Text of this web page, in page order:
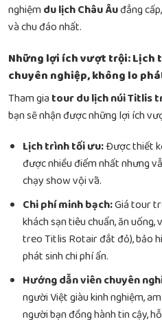
nghiệmdu lịch Châu Âuđẳng
và chu đáo nhất.
Những lợi ích vượt trội: Lịch
chuyên nghiệp, không lo
Tham gia tour du lịch núi Titlis
bạn sẽ nhận được những lợi ích
Lịch trình tối ưu:Được thiết
được nhiều điểm nhất nhưng
chạy show vội vã.
Chi phí minh bạch:Giá tour
khách sạn tiêu chuẩn, ăn
treo Titlis Rotair đắt đỏ), bảo
phát sinh chi phí ẩn.
Hướng dẫn viên chuyên
người Việt giàu kinh nghiệm,
người bạn đồng hành tin cậy,